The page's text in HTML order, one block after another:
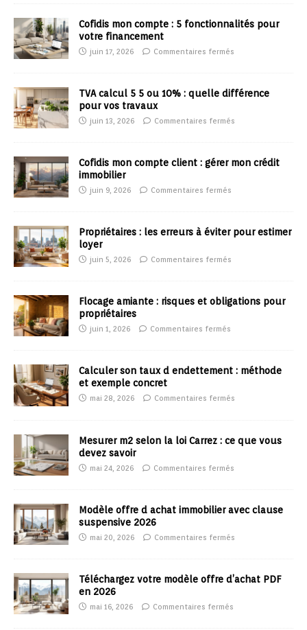
Cofidis mon compte : 5 fonctionnalités pour
votre financement
juin 17, 2026 Commentaires fermés
TVA calcul 5 5 ou 10% : quelle différence
pour vos travaux
juin 13, 2026 Commentaires fermés
Cofidis mon compte client : gérer mon crédit
immobilier
juin 9, 2026 Commentaires fermés
Propriétaires : les erreurs à éviter pour estimer
loyer
juin 5, 2026 Commentaires fermés
Flocage amiante : risques et obligations pour
propriétaires
juin 1, 2026 Commentaires fermés
Calculer son taux d endettement : méthode
et exemple concret
mai 28, 2026 Commentaires fermés
Mesurer m2 selon la loi Carrez : ce que vous
devez savoir
mai 24, 2026 Commentaires fermés
Modèle offre d achat immobilier avec clause
suspensive 2026
mai 20, 2026 Commentaires fermés
Téléchargez votre modèle offre d’achat PDF
en 2026
mai 16, 2026 Commentaires fermés